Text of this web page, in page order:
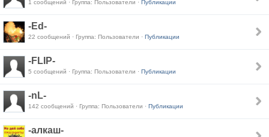
1 сообщений · Группа: Пользователи · Публикации
-Ed-
22 сообщений · Группа: Пользователи · Публикации
-FLIP-
5 сообщений · Группа: Пользователи · Публикации
-nL-
142 сообщений · Группа: Пользователи · Публикации
-алкаш-